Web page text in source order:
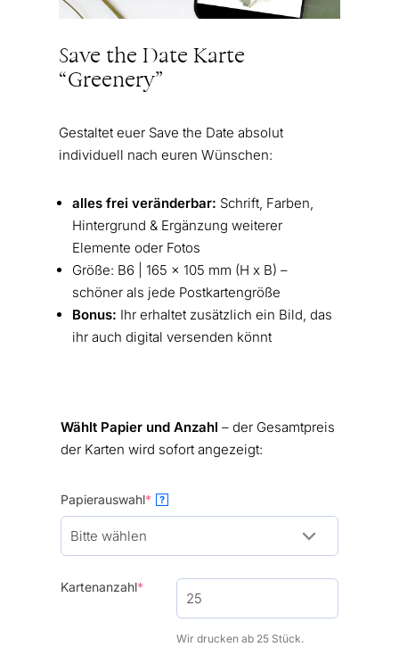
Save the Date Karte
“Greenery”
Gestaltet euer Save the Date absolut
individuell nach euren Wünschen:
alles frei veränderbar: Schrift, Farben,
Hintergrund & Ergänzung weiterer
Elemente oder Fotos
Größe: B6 | 165 x 105 mm (H x B) –
schöner als jede Postkartengröße
Bonus: Ihr erhaltet zusätzlich ein Bild, das
ihr auch digital versenden könnt
Wählt Papier und Anzahl – der Gesamtpreis
der Karten wird sofort angezeigt:
Papierauswahl*(required)
?
Kartenanzahl*(required)
Wir drucken ab 25 Stück.